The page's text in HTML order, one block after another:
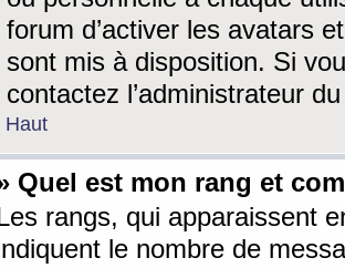
forum d’activer les avatars
sont mis à disposition. Si
contactez l’administrateur
Haut
Quel est mon rang et
rangs, qui apparaissent
le nombre de